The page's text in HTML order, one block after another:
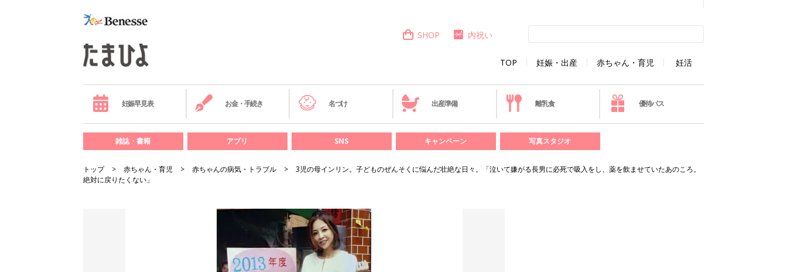
TOP 妊娠・出産 赤ちゃん・育児 妊活
SHOP 内祝い
妊娠早見表 お金・手続き 名づけ 出産準備 離乳食 優待パス
雑誌・書籍 アプリ SNS キャンペーン 写真スタジオ
トップ 赤ちゃん・育児 赤ちゃんの病気・トラブル
3児の母インリン。子どものぜんそくに悩んだ壮絶な日々。「泣いて嫌がる長男に必死で吸入をし、薬を飲ませていたあのころ。
絶対に戻りたくない」